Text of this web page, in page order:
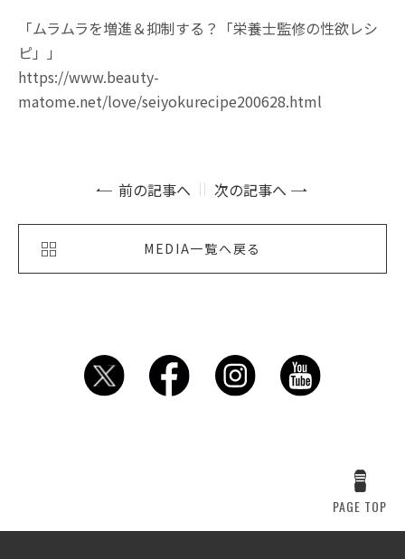
「ムラムラを増進＆抑制する？「栄養士監修の性欲レシ
ピ」」
https://www.beauty-
matome.net/love/seiyokurecipe200628.html
前の記事へ 次の記事へ
MEDIA一覧へ戻る
PAGE TOP